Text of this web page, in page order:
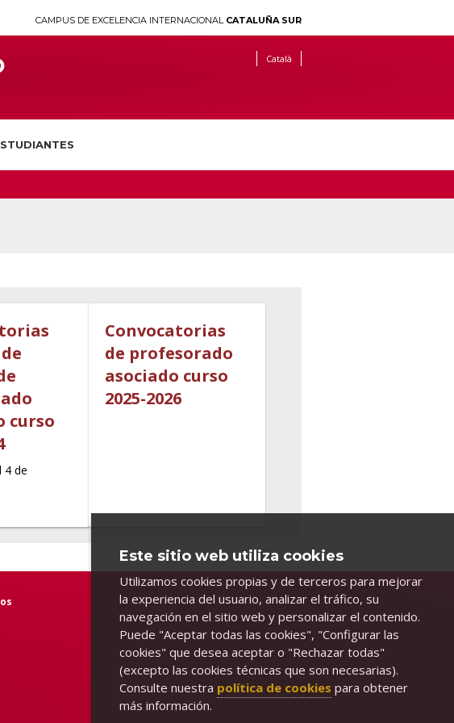
CAMPUS DE EXCELENCIA INTERNACIONAL CATALUÑA SUR
Català
curso
4 de
Convocatorias
de profesorado
asociado curso
2025-2026
Este sitio web utiliza cookies
Utilizamos cookies propias y de terceros para mejorar
la experiencia del usuario, analizar el tráfico, su
navegación en el sitio web y personalizar el contenido.
Puede "Aceptar todas las cookies", "Configurar las
cookies" que desea aceptar o "Rechazar todas"
(excepto las cookies técnicas que son necesarias).
Consulte nuestra política de cookies para obtener
más información.